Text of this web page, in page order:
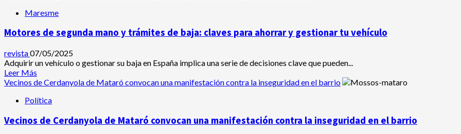
Maresme
una
subestación
en
de
del
Mataró
se
contra
inseguridad
el
Maresme
Motores de segunda mano y trámites de baja: claves para ahorrar y gestionar tu vehículo
revista07/05/2025
Adquirir un vehículo o gestionar su baja en España implica una serie de decisiones clave que pueden...
Leer Más
más
de
de
Vecinos de Cerdanyola de Mataró convocan una manifestación contra la inseguridad en el barrio
Política
Vecinos de Cerdanyola de Mataró convocan una manifestación contra la inseguridad en el barrio